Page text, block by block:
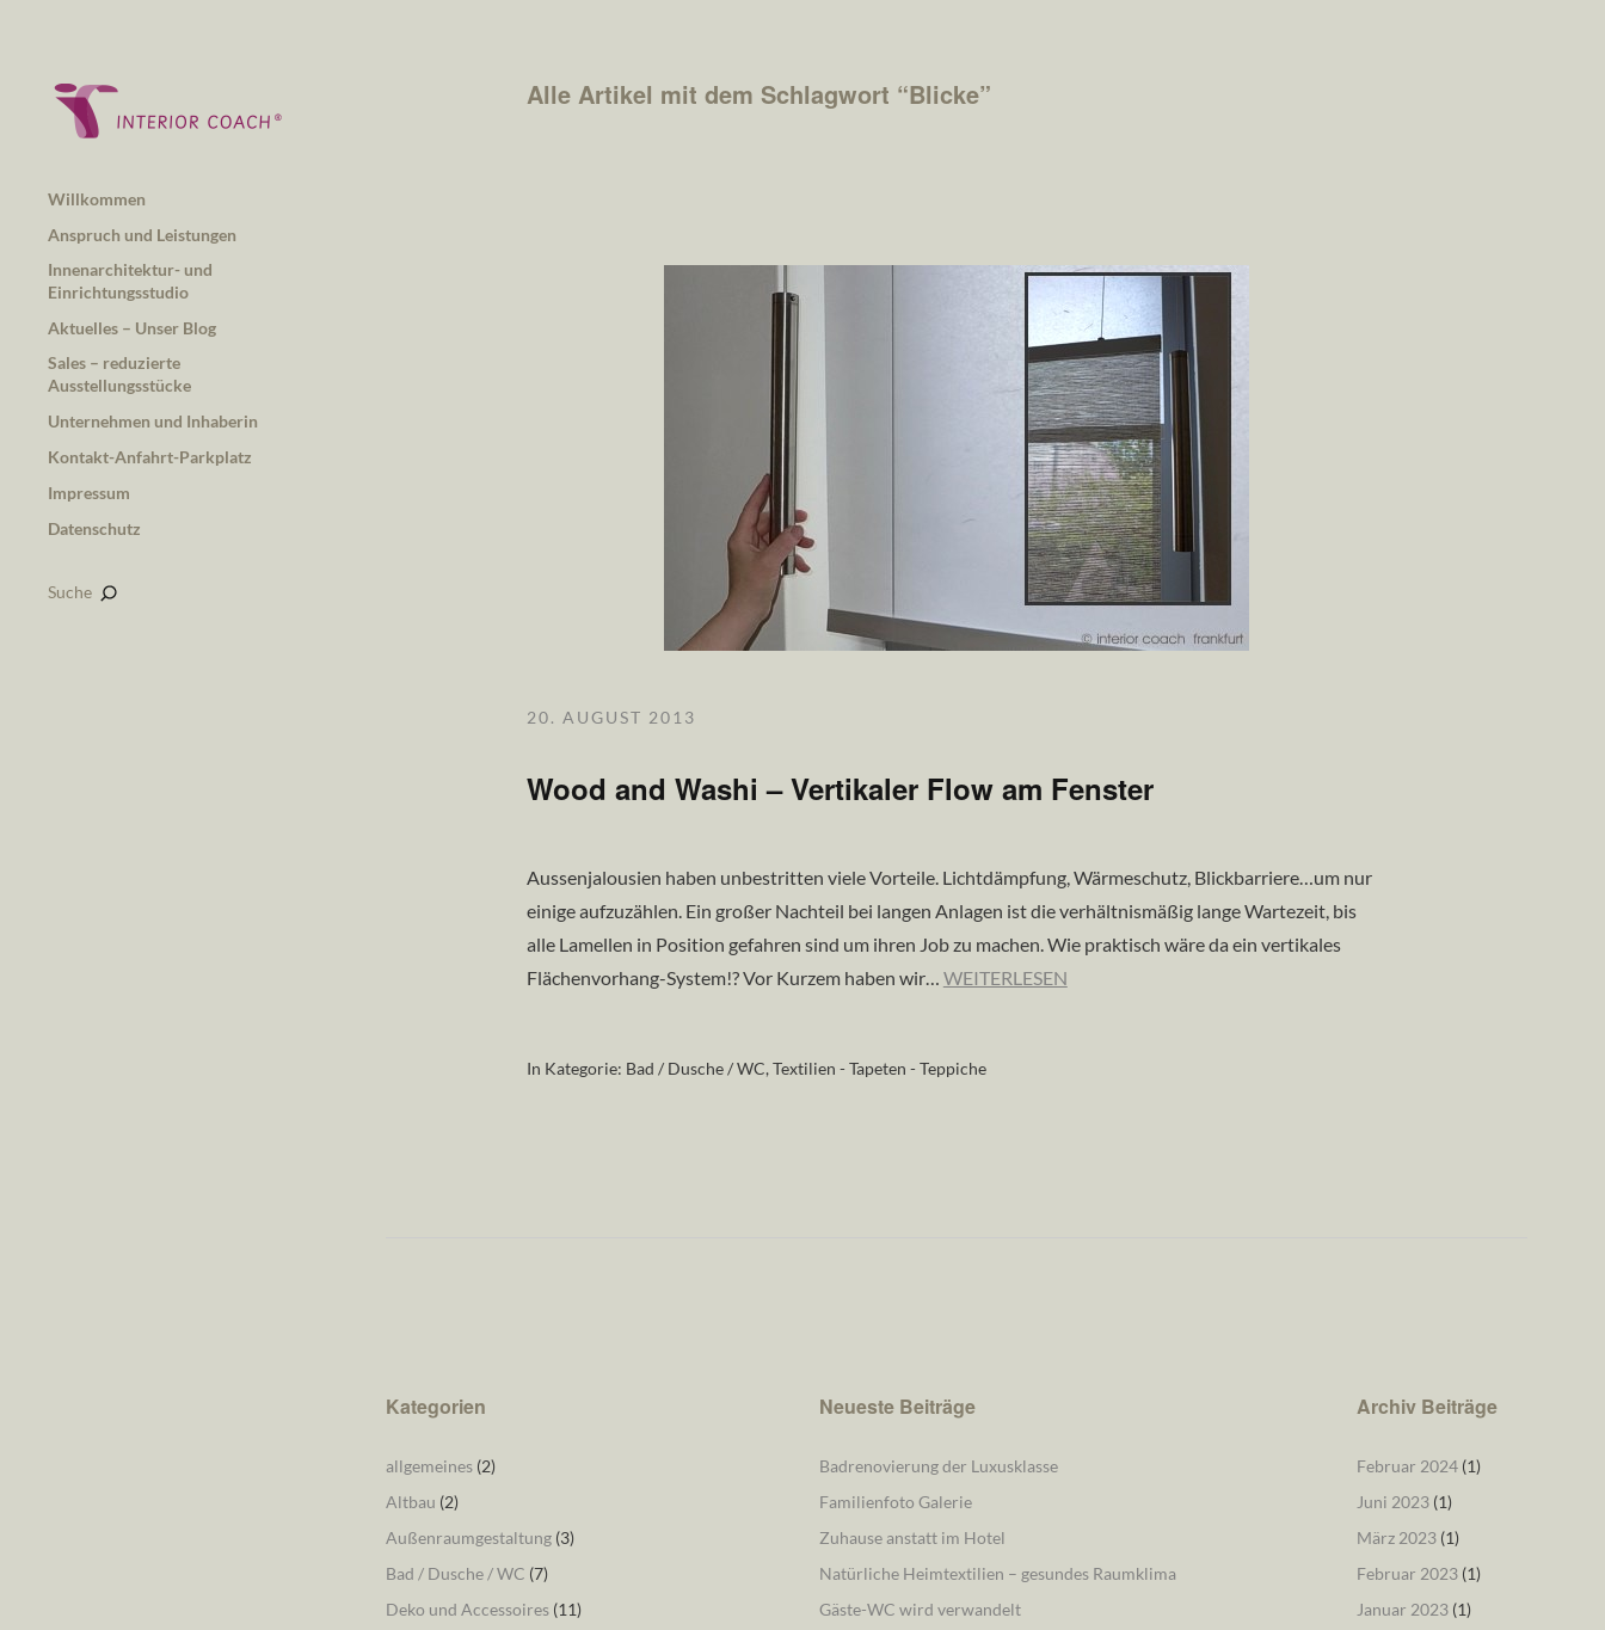
Willkommen
Anspruch und Leistungen
Innenarchitektur- und
Einrichtungsstudio
Aktuelles – Unser Blog
Sales – reduzierte
Ausstellungsstücke
Unternehmen und Inhaberin
Kontakt-Anfahrt-Parkplatz
Impressum
Datenschutz
Suche
Alle Artikel mit dem Schlagwort “Blicke”
20. AUGUST 2013
Wood and Washi – Vertikaler Flow am Fenster
Aussenjalousien haben unbestritten viele Vorteile. Lichtdämpfung, Wärmeschutz, Blickbarriere…um nur
einige aufzuzählen. Ein großer Nachteil bei langen Anlagen ist die verhältnismäßig lange Wartezeit, bis
alle Lamellen in Position gefahren sind um ihren Job zu machen. Wie praktisch wäre da ein vertikales
Flächenvorhang-System!? Vor Kurzem haben wir… WEITERLESEN
In Kategorie: Bad / Dusche / WC,Textilien - Tapeten - Teppiche
Kategorien
allgemeines(2)
Altbau (2)
Außenraumgestaltung(3)
Bad / Dusche / WC (7)
Deko und Accessoires(11)
Neueste Beiträge
Badrenovierung der Luxusklasse
Familienfoto Galerie
Zuhause anstatt im Hotel
Natürliche Heimtextilien – gesundes Raumklima
Gäste-WC wird verwandelt
Archiv Beiträge
Februar 2024(1)
Juni 2023(1)
März 2023(1)
Februar 2023(1)
Januar 2023(1)